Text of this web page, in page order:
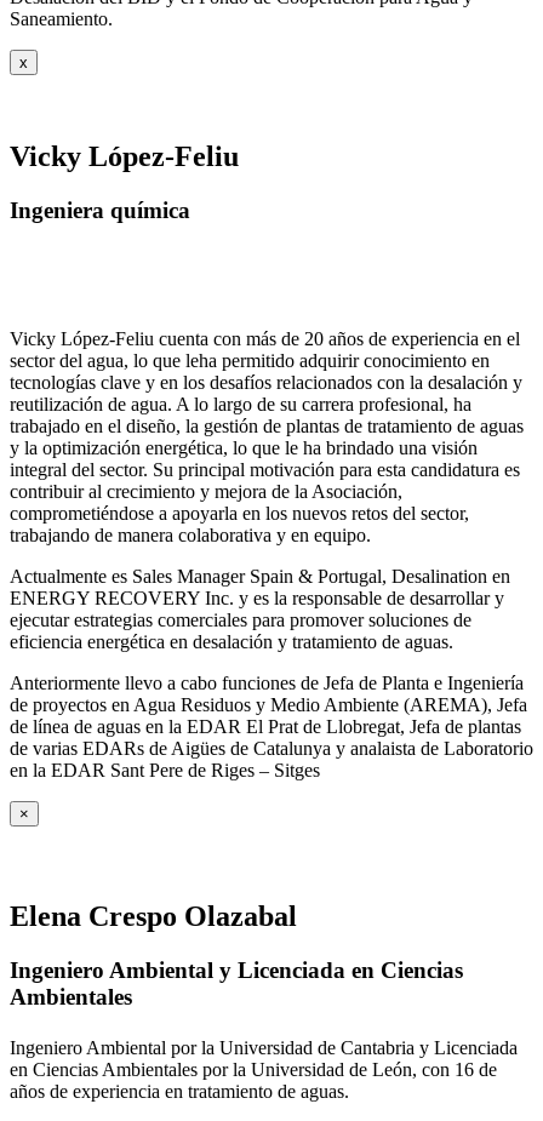
Saneamiento.
x
Vicky López-Feliu
Ingeniera química
Vicky López-Feliu cuenta con más de 20 años de experiencia en el
sector del agua, lo que leha permitido adquirir conocimiento en
tecnologías clave y en los desafíos relacionados con la desalación y
reutilización de agua. A lo largo de su carrera profesional, ha
trabajado en el diseño, la gestión de plantas de tratamiento de aguas
y la optimización energética, lo que le ha brindado una visión
integral del sector. Su principal motivación para esta candidatura es
contribuir al crecimiento y mejora de la Asociación,
comprometiéndose a apoyarla en los nuevos retos del sector,
trabajando de manera colaborativa y en equipo.
Actualmente es Sales Manager Spain & Portugal, Desalination en
ENERGY RECOVERY Inc. y es la responsable de desarrollar y
ejecutar estrategias comerciales para promover soluciones de
eficiencia energética en desalación y tratamiento de aguas.
Anteriormente llevo a cabo funciones de Jefa de Planta e Ingeniería
de proyectos en Agua Residuos y Medio Ambiente (AREMA), Jefa
de línea de aguas en la EDAR El Prat de Llobregat, Jefa de plantas
de varias EDARs de Aigües de Catalunya y analaista de Laboratorio
en la EDAR Sant Pere de Riges – Sitges
×
Elena Crespo Olazabal
Ingeniero Ambiental y Licenciada en Ciencias
Ambientales
Ingeniero Ambiental por la Universidad de Cantabria y Licenciada
en Ciencias Ambientales por la Universidad de León, con 16 de
años de experiencia en tratamiento de aguas.